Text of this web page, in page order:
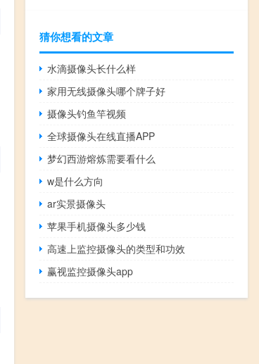
猜你想看的文章
水滴摄像头长什么样
家用无线摄像头哪个牌子好
摄像头钓鱼竿视频
全球摄像头在线直播APP
梦幻西游熔炼需要看什么
w是什么方向
ar实景摄像头
苹果手机摄像头多少钱
高速上监控摄像头的类型和功效
赢视监控摄像头app